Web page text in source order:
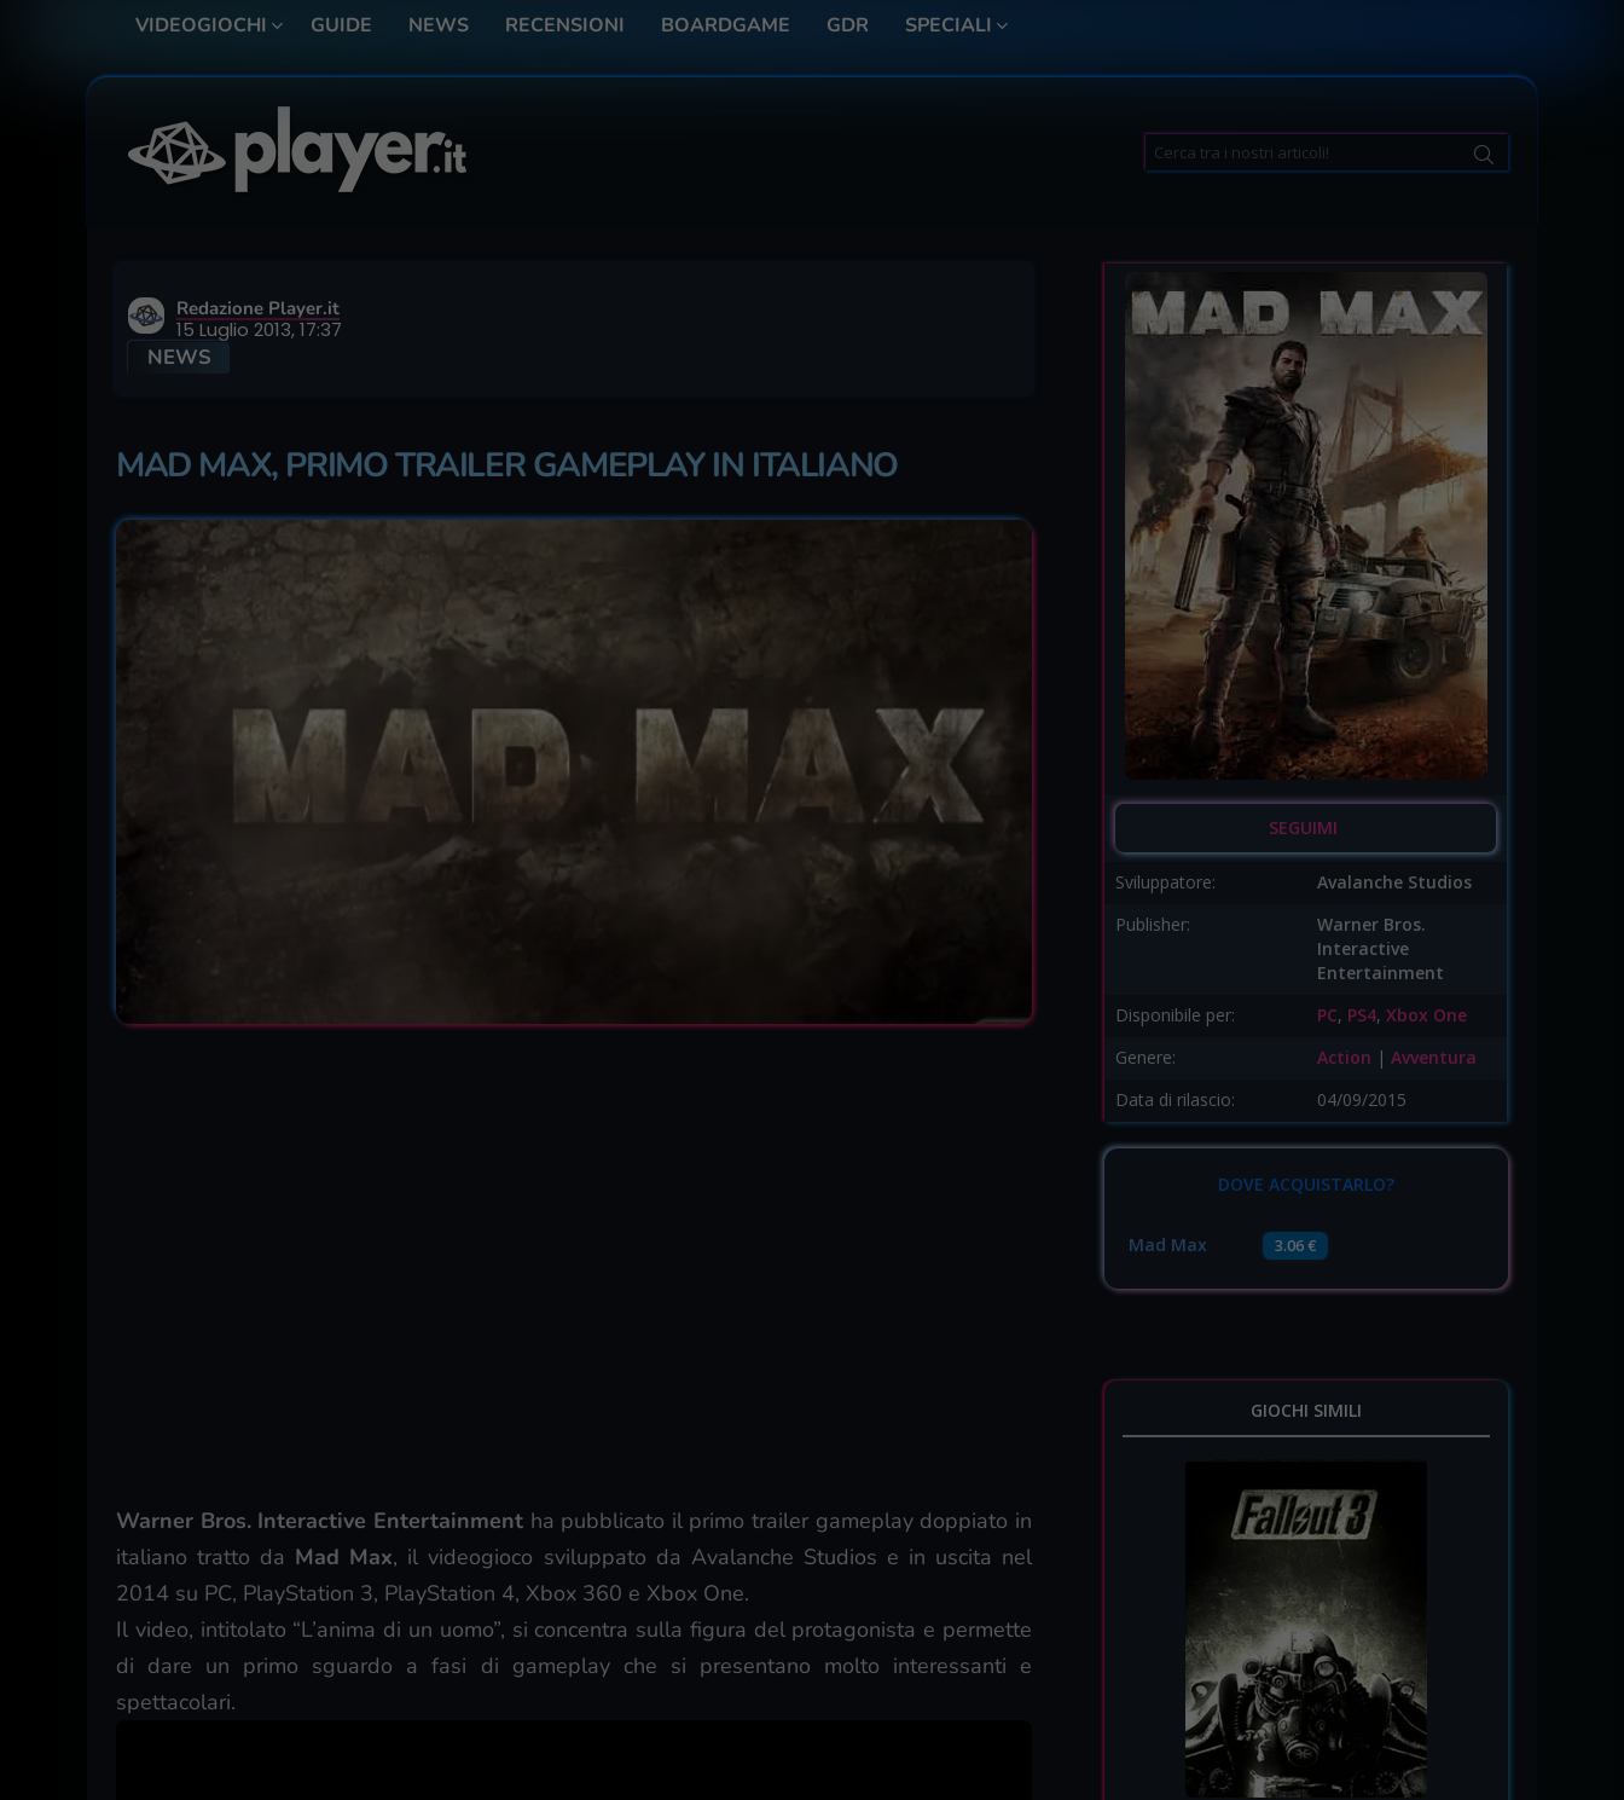
VIDEOGIOCHI GUIDE NEWS RECENSIONI BOARDGAME GDR SPECIALI
Search
for:
Redazione Player.it
15 Luglio 2013, 17:37
NEWS
MAD MAX, PRIMO TRAILER GAMEPLAY IN ITALIANO
Warner Bros. Interactive Entertainmentha pubblicato il primo trailer gameplay doppiato in
italiano tratto da Mad Max, il videogioco sviluppato da Avalanche Studios e in uscita nel
2014 su PC, PlayStation 3, PlayStation 4, Xbox 360 e Xbox One.
Il video, intitolato “L’anima di un uomo”, si concentra sulla figura del protagonista e permette
di dare un primo sguardo a fasi di gameplay che si presentano molto interessanti e
spettacolari.
SEGUIMI
Sviluppatore:
Avalanche Studios
Publisher:
Warner Bros.
Interactive
Entertainment
Disponibile per:
PC, PS4, Xbox One
Genere:
Action | Avventura
Data di rilascio:
04/09/2015
DOVE ACQUISTARLO?
Mad Max 3.06 €
GIOCHI SIMILI